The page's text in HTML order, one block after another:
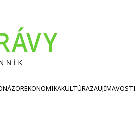
EKONOMIKAKULTÚRAZAUJÍMAVOSTI